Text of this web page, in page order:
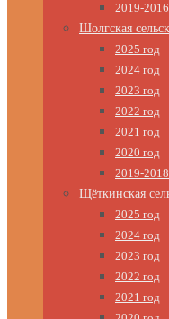
2019-2016
Шолгская
2025 год
2024 год
2023 год
2022 год
2021 год
2020 год
2019-2018
Щёткинская
2025 год
2024 год
2023 год
2022 год
2021 год